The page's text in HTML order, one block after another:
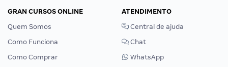
GRAN CURSOS ONLINE
Quem Somos
Como Funciona
Como Comprar
ATENDIMENTO
Central de ajuda
Chat
WhatsApp